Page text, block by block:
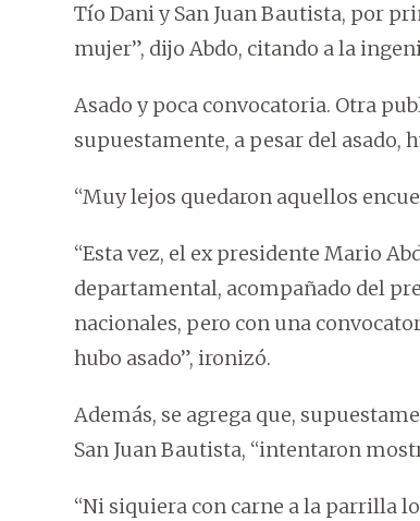
Tío Dani y San Juan Bautista, por
mujer”, dijo Abdo, citando a la
Asado y poca convocatoria. Otra
supuestamente, a pesar del asado,
“Muy lejos quedaron aquellos
“Esta vez, el ex presidente Mario
departamental, acompañado del
nacionales, pero con una
hubo asado”, ironizó.
Además, se agrega que,
San Juan Bautista, “intentaron
“Ni siquiera con carne a la parrilla